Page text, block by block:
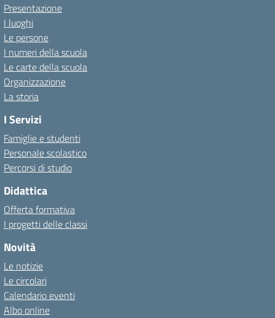
Presentazione
I luoghi
Le persone
I numeri della scuola
Le carte della scuola
Organizzazione
La storia
I Servizi
Famiglie e studenti
Personale scolastico
Percorsi di studio
Didattica
Offerta formativa
I progetti delle classi
Novità
Le notizie
Le circolari
Calendario eventi
Albo online